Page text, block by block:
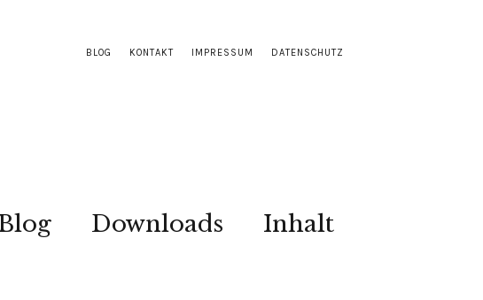
BLOG KONTAKT IMPRESSUM DATENSCHUTZ
Downloads Inhalt